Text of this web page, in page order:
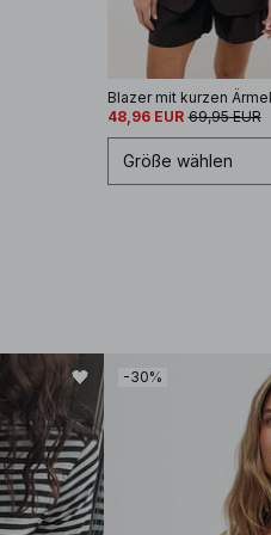
Blazer mit kurzen
48,96 EUR 69,95 EUR
EU 36
Größe wählen
-30%